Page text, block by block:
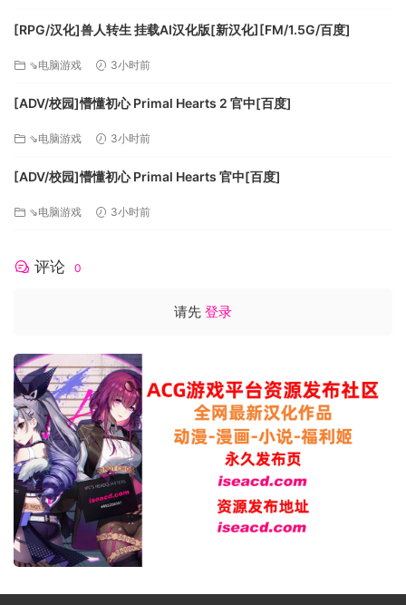
五颜六色的地图场景，让泰拉盖亚世界栩栩如生。
技能树：刚开始在泰拉盖亚难以生存？看看这茂盛的技能树
吧！击败难缠的敌人，解锁各种各样的强大技能，立足于世界
之巅。
[RPG/汉化]兽人转生 挂载AI汉化版[新汉化][FM/1.5G/百度]
⇘电脑游戏 3小时前
[ADV/校园]懵懂初心 Primal Hearts 2 官中[百度]
⇘电脑游戏 3小时前
[ADV/校园]懵懂初心 Primal Hearts 官中[百度]
⇘电脑游戏 3小时前
评论 0
请先 登录